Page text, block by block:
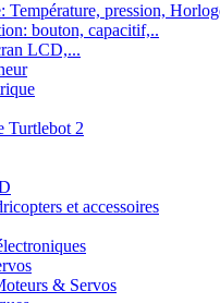
Température, pression,
bouton, capacitif,..
LCD,...
Turtlebot 2
et accessoires
& Servos